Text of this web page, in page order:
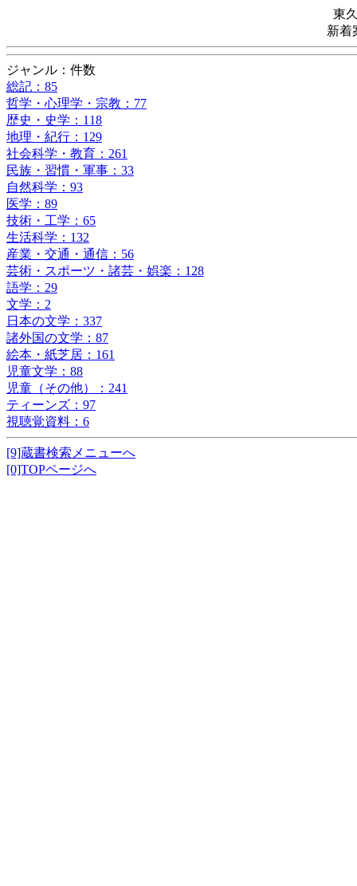
東
新着
ジャンル：件数
総記：85
哲学・心理学・宗教：77
歴史・史学：118
地理・紀行：129
社会科学・教育：261
民族・習慣・軍事：33
自然科学：93
医学：89
技術・工学：65
生活科学：132
産業・交通・通信：56
芸術・スポーツ・諸芸・娯楽：128
語学：29
文学：2
日本の文学：337
諸外国の文学：87
絵本・紙芝居：161
児童文学：88
児童（その他）：241
ティーンズ：97
視聴覚資料：6
[9]蔵書検索メニューへ
[0]TOPページへ